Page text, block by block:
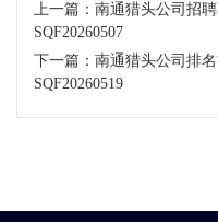
上一篇： 南通猎头公司招
SQF20260507
下一篇： 南通猎头公司排
SQF20260519